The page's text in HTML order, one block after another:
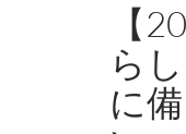
【
ら
に